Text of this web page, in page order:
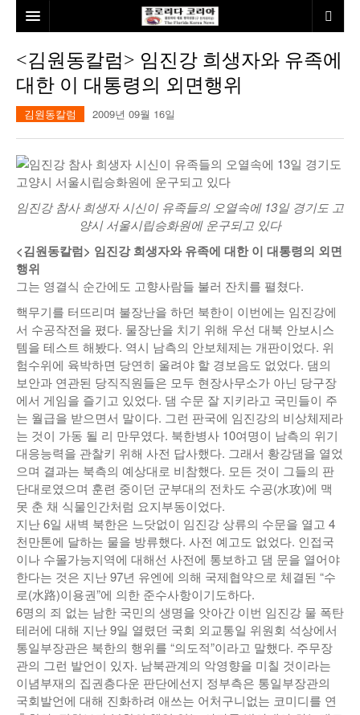
본사소개
뉴스
미국
발행인칼럼
김명열칼럼
이명덕칼럼
김선옥칼럼
김원동칼럼
건강
본보특집
100인선/독자광장
100인선
독자광장
여행
인근여행지
놀이공원
낚시/비치
골프
인터뷰/탐방
<김원동칼럼> 임진강 희생자와 유족에
대한 이 대통령의 외면행위
김원동칼럼 2009년 09월 16일
임진강 참사 희생자 시신이 유족들의 오열속에 13일 경기도 고
양시 서울시립승화원에 운구되고 있다
<김원동칼럼> 임진강 희생자와 유족에 대한 이 대통령의 외면
행위
그는 영결식 순간에도 고향사람들 불러 잔치를 펼쳤다.
핵무기를 터뜨리며 불장난을 하던 북한이 이번에는 임진강에
서 수공작전을 폈다. 물장난을 치기 위해 우선 대북 안보시스
템을 테스트 해봤다. 역시 남측의 안보체제는 개판이었다. 위
험수위에 육박하면 당연히 울려야 할 경보음도 없었다. 댐의
보안과 연관된 당직직원들은 모두 현장사무소가 아닌 당구장
에서 게임을 즐기고 있었다. 댐 수문 잘 지키라고 국민들이 주
는 월급을 받으면서 말이다. 그런 판국에 임진강의 비상체제라
는 것이 가동 될 리 만무였다. 북한병사 10여명이 남측의 위기
대응능력을 관찰키 위해 사전 답사했다. 그래서 황강댐을 열었
으며 결과는 북측의 예상대로 비참했다. 모든 것이 그들의 판
단대로였으며 훈련 중이던 군부대의 전차도 수공(水攻)에 맥
못 춘 채 식물인간처럼 요지부동이었다.
지난 6일 새벽 북한은 느닷없이 임진강 상류의 수문을 열고 4
천만톤에 달하는 물을 방류했다. 사전 예고도 없었다. 인접국
이나 수몰가능지역에 대해선 사전에 통보하고 댐 문을 열어야
한다는 것은 지난 97년 유엔에 의해 국제협약으로 체결된 “수
로(水路)이용권”에 의한 준수사항이기도하다.
6명의 죄 없는 남한 국민의 생명을 앗아간 이번 임진강 물 폭탄
테러에 대해 지난 9일 열렸던 국회 외교통일 위원회 석상에서
통일부장관은 북한의 행위를 “의도적”이라고 말했다. 주무장
관의 그런 발언이 있자. 남북관계의 악영향을 미칠 것이라는
이념부재의 집권층다운 판단에선지 정부측은 통일부장관의
국회발언에 대해 진화하려 애쓰는 어처구니없는 코미디를 연